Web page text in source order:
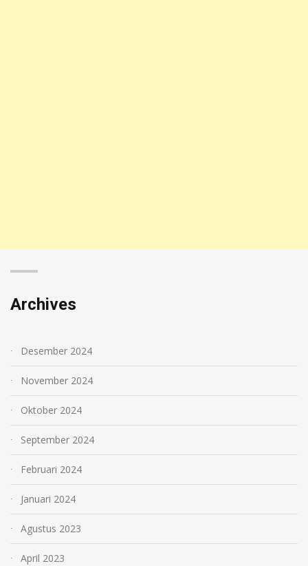
Archives
Desember 2024
November 2024
Oktober 2024
September 2024
Februari 2024
Januari 2024
Agustus 2023
April 2023